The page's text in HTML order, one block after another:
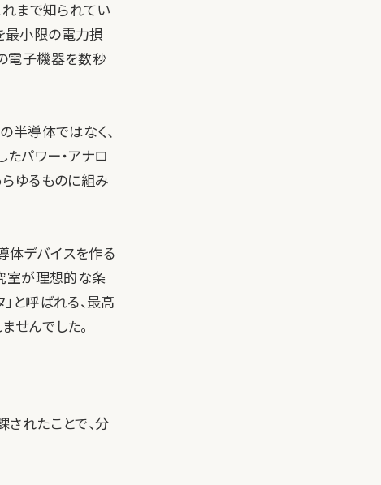
れまで知られてい
最小限の電力損
電子機器を数秒
半導体ではなく、
たパワー・アナロ
らゆるものに組み
体デバイスを作る
室が理想的な条
と呼ばれる、最高
せんでした。
されたことで、分